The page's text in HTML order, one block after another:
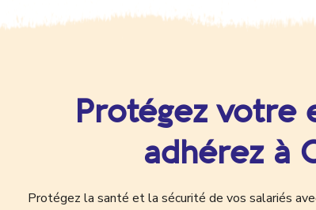
Protégez votre
adhérez à
Protégez la santé et la sécurité de vos salariés